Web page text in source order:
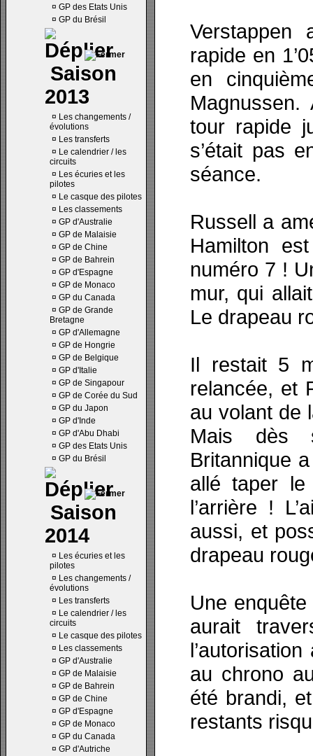
¤ GP des Etats Unis
¤ GP du Brésil
Saison
2013
¤ Les changements /
évolutions
¤ Les transferts
¤ Le calendrier / les
circuits
¤ Les écuries et les
pilotes
¤ Le casque des pilotes
¤ Les classements
¤ GP d'Australie
¤ GP de Malaisie
¤ GP de Chine
¤ GP de Bahrein
¤ GP d'Espagne
¤ GP de Monaco
¤ GP du Canada
¤ GP de Grande
Bretagne
¤ GP d'Allemagne
¤ GP de Hongrie
¤ GP de Belgique
¤ GP d'Italie
¤ GP de Singapour
¤ GP de Corée du Sud
¤ GP du Japon
¤ GP d'Inde
¤ GP d'Abu Dhabi
¤ GP des Etats Unis
¤ GP du Brésil
Saison
2014
¤ Les écuries et les
pilotes
¤ Les changements /
évolutions
¤ Les transferts
¤ Le calendrier / les
circuits
¤ Le casque des pilotes
¤ Les classements
¤ GP d'Australie
¤ GP de Malaisie
¤ GP de Bahrein
¤ GP de Chine
¤ GP d'Espagne
¤ GP de Monaco
¤ GP du Canada
¤ GP d'Autriche
rapide en
en
tour rapide
s’était pas
séance.
Russell a
Hamilton
numéro 7 !
mur, qui
Le drapeau
Il restait 5
relancée, et
au volant de
Mais dès
Britannique
allé taper
l’arrière !
aussi, et
drapeau
Une
aurait
au chrono
été brandi,
restants